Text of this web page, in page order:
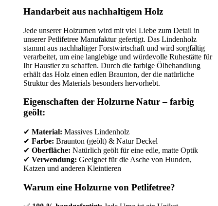
Handarbeit aus nachhaltigem Holz
Jede unserer Holzurnen wird mit viel Liebe zum Detail in
unserer Petlifetree Manufaktur gefertigt. Das Lindenholz
stammt aus nachhaltiger Forstwirtschaft und wird sorgfältig
verarbeitet, um eine langlebige und würdevolle Ruhestätte für
Ihr Haustier zu schaffen. Durch die farbige Ölbehandlung
erhält das Holz einen edlen Braunton, der die natürliche
Struktur des Materials besonders hervorhebt.
Eigenschaften der Holzurne Natur – farbig
geölt:
✔ Material: Massives Lindenholz
✔ Farbe: Braunton (geölt) & Natur Deckel
✔ Oberfläche: Natürlich geölt für eine edle, matte Optik
✔ Verwendung: Geeignet für die Asche von Hunden,
Katzen und anderen Kleintieren
Warum eine Holzurne von Petlifetree?